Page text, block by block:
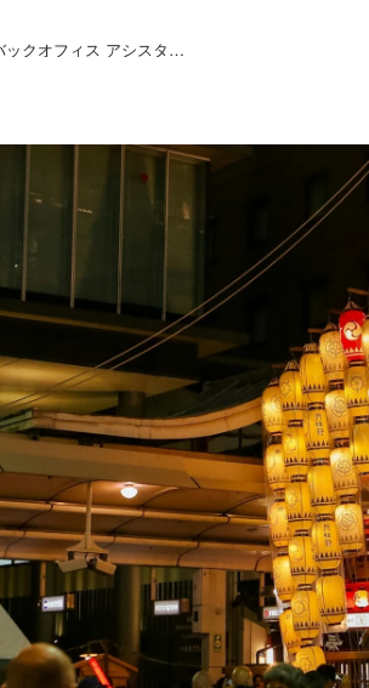
バックオフィス アシスタント